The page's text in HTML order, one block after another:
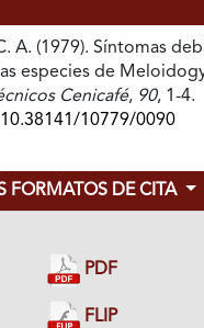
A. (1979). Síntomas
especies de
Cenicafé, 90, 1-4.
10779/0090
FORMATOS DE CITA
PDF
FLIP